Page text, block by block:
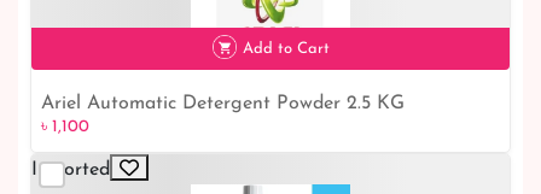
৳ 1,100
Add to Cart
Ariel Automatic Detergent Powder 2.5 KG
৳ 1,100
Imported